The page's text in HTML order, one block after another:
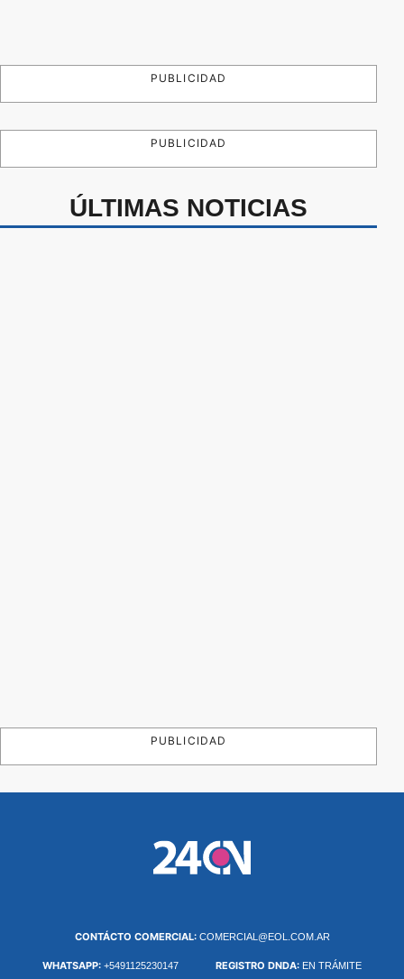
PUBLICIDAD
PUBLICIDAD
ÚLTIMAS NOTICIAS
PUBLICIDAD
CONTÁCTO COMERCIAL: COMERCIAL@EOL.COM.AR
WHATSAPP: +5491125230147 REGISTRO DNDA: EN TRÁMITE